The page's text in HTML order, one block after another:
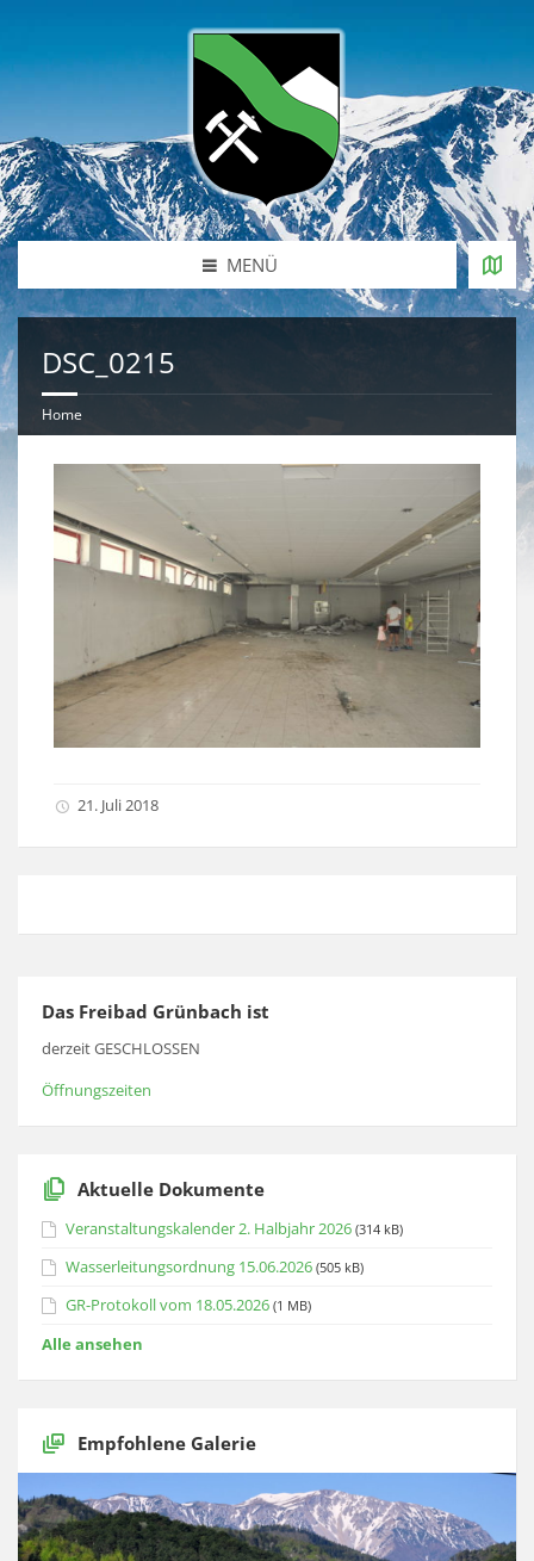
MENÜ
DSC_0215
Home
21. Juli 2018
Das Freibad Grünbach ist
derzeit GESCHLOSSEN
Öffnungszeiten
Aktuelle Dokumente
Veranstaltungskalender 2. Halbjahr 2026 (314 kB)
Wasserleitungsordnung 15.06.2026 (505 kB)
GR-Protokoll vom 18.05.2026 (1 MB)
Alle ansehen
Empfohlene Galerie